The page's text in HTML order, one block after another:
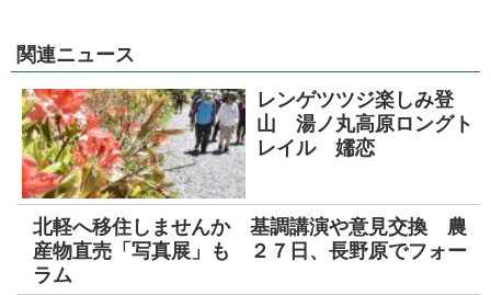
関連ニュース
レンゲツツジ楽しみ登
山 湯ノ丸高原ロングト
レイル 嬬恋
北軽へ移住しませんか 基調講演や意見交換 農
産物直売「写真展」も ２７日、長野原でフォー
ラム